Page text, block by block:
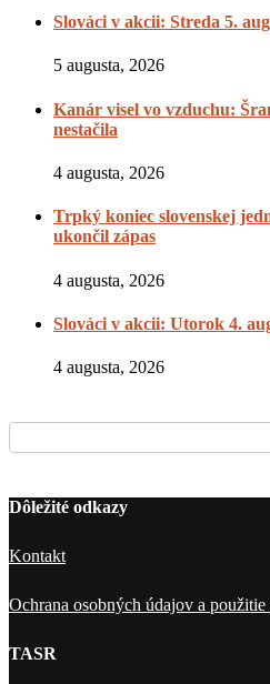
Slováci v akcii: Streda 5.
5 augusta, 2026
Kanár visel vo vzduchu:
nestačila
4 augusta, 2026
Trpký koniec slovenskej
ukončil zápas
4 augusta, 2026
Slováci v akcii: Utorok 4.
4 augusta, 2026
Dôležité odkazy
Kontakt
Ochrana osobných údajov a použitie
TASR